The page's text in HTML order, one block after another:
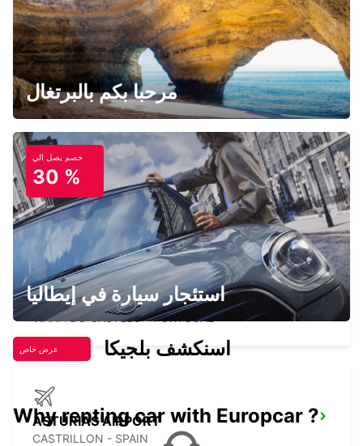
OURENSE MAIN STATION
OURENSE - SPAIN
VIGO AIRPORT
VIGO - SPAIN
VIANA DO CASTELO
VIANA DO CASTELO - PORTUGAL
ASTURIAS AIRPORT
CASTRILLON - SPAIN
مرحبا بكم بالبرتغال
خصم يصل الي
30 %
استئجار سيارة في إيطاليا
عرض خاص اسنكشف بلجيكا
Why renting car with Europcar ?